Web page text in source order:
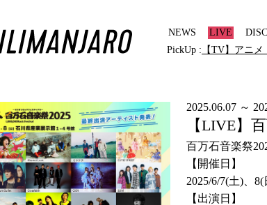
NEWS LIVE
PickUp : 【TV】アニ
2025.06.07 ～
【LIVE】
百万石音楽祭
【開催日】
2025/6/7(土) 、8(
【出演日】